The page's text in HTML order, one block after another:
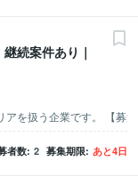
続案件あり｜
者数 2 募集期限 あと4日